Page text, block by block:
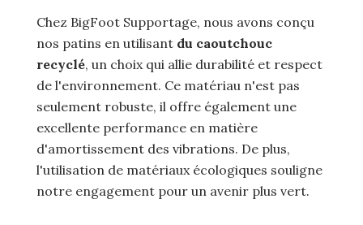
Chez BigFoot Supportage, nous avons conçu
nos patins en utilisant du caoutchouc
recyclé, un choix qui allie durabilité et respect
de l'environnement. Ce matériau n'est pas
seulement robuste, il offre également une
excellente performance en matière
d'amortissement des vibrations. De plus,
l'utilisation de matériaux écologiques souligne
notre engagement pour un avenir plus vert.